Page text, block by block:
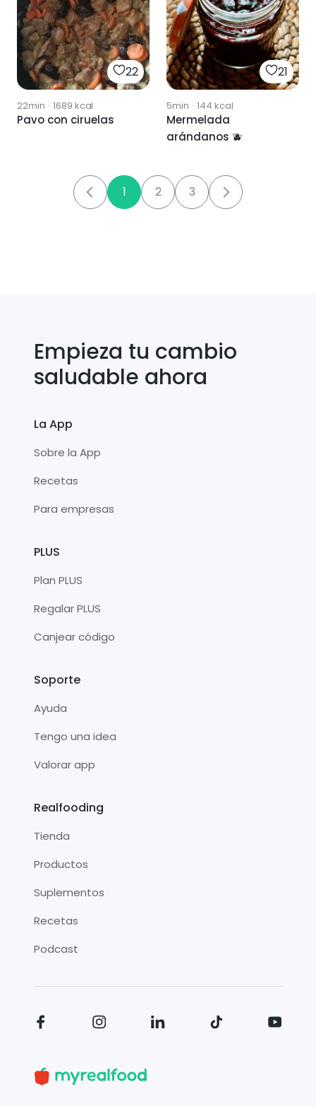
22
22min · 1689 kcal
Pavo con ciruelas
21
5min · 144 kcal
Mermelada
arándanos 🫐
1 2 3
Empieza tu cambio
saludable ahora
La App
Sobre la App
Recetas
Para empresas
PLUS
Plan PLUS
Regalar PLUS
Canjear código
Soporte
Ayuda
Tengo una idea
Valorar app
Realfooding
Tienda
Productos
Suplementos
Recetas
Podcast